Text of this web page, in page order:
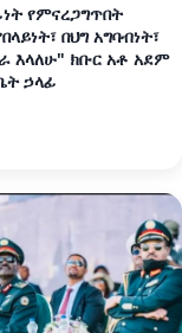
የምናረጋግጥበት
በህግ አግባብነት፣
እላለሁ" ክቡር አቶ አደም
ኃላፊ